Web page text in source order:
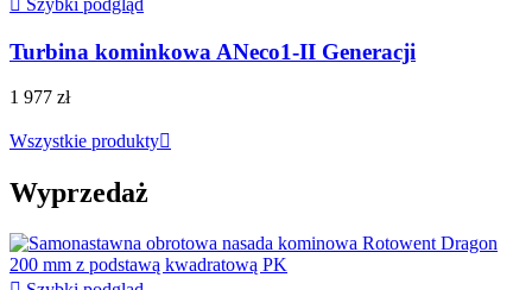
Turbina kominkowa ANeco1-II Generacji
1 977 zł
Wszystkie produkty
Wyprzedaż